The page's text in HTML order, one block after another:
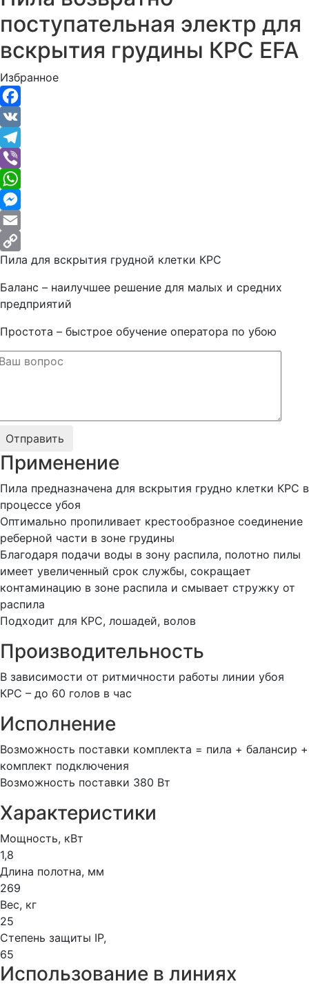
поступательная электр для
вскрытия грудины КРС EFA
Избранное
Facebook
VK
Telegram
Viber
WhatsApp
Messenger
Email
Copy
Link
Пила для вскрытия грудной клетки КРС
Баланс – наилучшее решение для малых и средних
предприятий
Простота – быстрое обучение оператора по убою
Применение
Пила предназначена для вскрытия грудно клетки КРС в
процессе убоя
Оптимально пропиливает крестообразное соединение
реберной части в зоне грудины
Благодаря подачи воды в зону распила, полотно пилы
имеет увеличенный срок службы, сокращает
контаминацию в зоне распила и смывает стружку от
распила
Подходит для КРС, лошадей, волов
Производительность
В зависимости от ритмичности работы линии убоя
КРС – до 60 голов в час
Исполнение
Возможность поставки комплекта = пила + балансир +
комплект подключения
Возможность поставки 380 Вт
Характеристики
Мощность, кВт
1,8
Длина полотна, мм
269
Вес, кг
25
Степень защиты IP,
65
Использование в линиях